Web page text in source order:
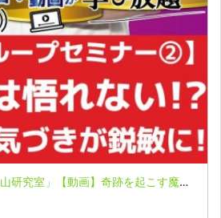
第６４回「ドクター丸山研究室」【動画】奇跡を起こす魔法のループ セミナー ②